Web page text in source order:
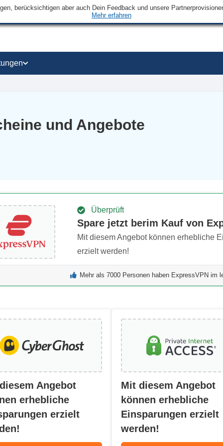
berücksichtigen aber auch Dein Feedback und unsere
Mehr erfahren
und Angebote
Überprüft
Spare jetzt berim Kauf von
Mit diesem Angebot können erhebliche
erzielt werden!
Mehr als 7000 Personen haben ExpressVPN im
Angebot
erhebliche
erzielt
Mit diesem Angebot
können erhebliche
Einsparungen erzielt
werden!